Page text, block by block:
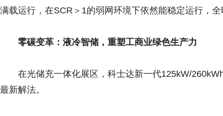
满载运行，在SCR＞1的弱网环境下依然能稳定运行，
零碳变革：液冷智储，重塑工商业绿色生产力
在光储充一体化展区，科士达新一代125kW/
最新解法。